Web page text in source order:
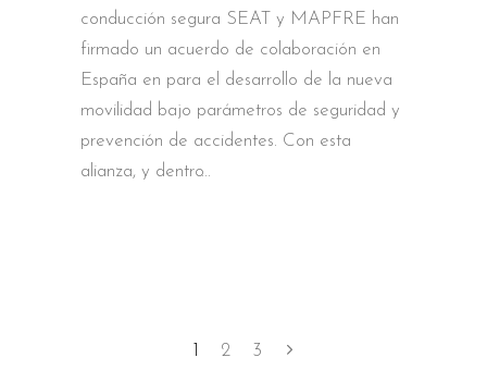
conducción segura SEAT y MAPFRE han
firmado un acuerdo de colaboración en
España en para el desarrollo de la nueva
movilidad bajo parámetros de seguridad y
prevención de accidentes. Con esta
alianza, y dentro
2 3